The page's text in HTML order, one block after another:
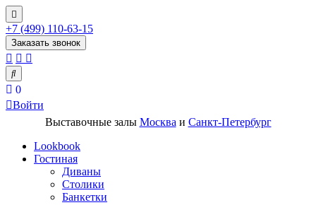
+7 (499) 110-63-15
Заказать звонок
0
Войти
Выставочные залы Москва и Санкт-Петербург
Lookbook
Гостиная
Диваны
Столики
Банкетки